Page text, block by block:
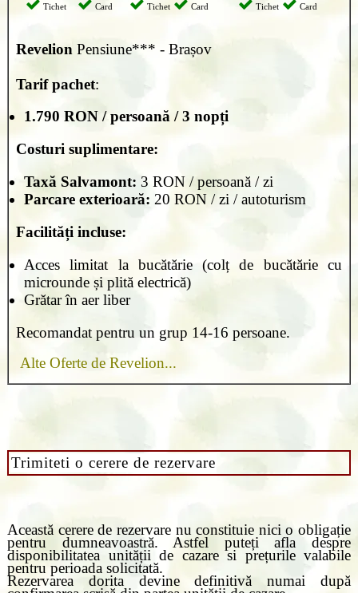
Tichet Card Tichet Card Tichet Card
Revelion Pensiune*** - Brașov
Tarif pachet:
1.790 RON / persoană / 3 nopți
Costuri suplimentare:
Taxă Salvamont: 3 RON / persoană / zi
Parcare exterioară: 20 RON / zi / autoturism
Facilități incluse:
Acces limitat la bucătărie (colț de bucătărie cu
microunde și plită electrică)
Grătar în aer liber
Recomandat pentru un grup 14-16 persoane.
Alte Oferte de Revelion...
Trimiteti o cerere de rezervare
Această cerere de rezervare nu constituie nici o obligație
pentru dumneavoastră. Astfel puteți afla despre
disponibilitatea unității de cazare si prețurile valabile
pentru perioada solicitată.
Rezervarea dorita devine definitivă numai după